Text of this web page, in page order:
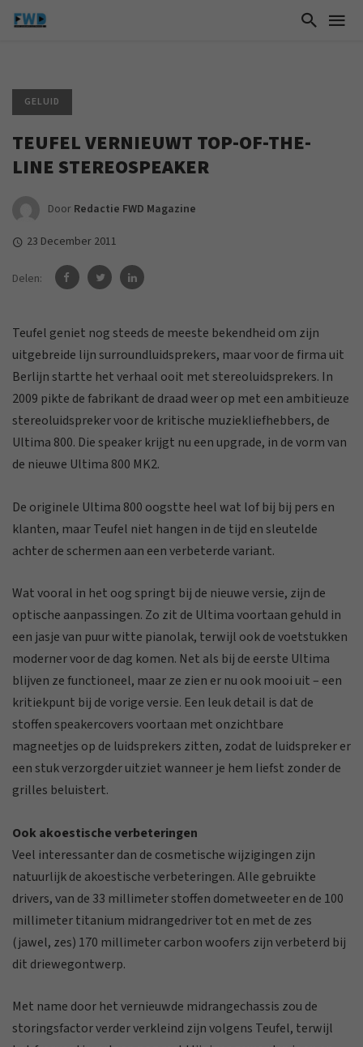
GELUID
TEUFEL VERNIEUWT TOP-OF-THE-
LINE STEREOSPEAKER
Door Redactie FWD Magazine
23 December 2011
Delen:
Teufel geniet nog steeds de meeste bekendheid om zijn
uitgebreide lijn surroundluidsprekers, maar voor de firma uit
Berlijn startte het verhaal ooit met stereoluidsprekers. In
2009 pikte de fabrikant de draad weer op met een ambitieuze
stereoluidspreker voor de kritische muziekliefhebbers, de
Ultima 800. Die speaker krijgt nu een upgrade, in de vorm van
de nieuwe Ultima 800 MK2.
De originele Ultima 800 oogstte heel wat lof bij bij pers en
klanten, maar Teufel niet hangen in de tijd en sleutelde
achter de schermen aan een verbeterde variant.
Wat vooral in het oog springt bij de nieuwe versie, zijn de
optische aanpassingen. Zo zit de Ultima voortaan gehuld in
een jasje van puur witte pianolak, terwijl ook de voetstukken
moderner voor de dag komen. Net als bij de eerste Ultima
blijven ze functioneel, maar ze zien er nu ook mooi uit – een
kritiekpunt bij de vorige versie. Een leuk detail is dat de
stoffen speakercovers voortaan met onzichtbare
magneetjes op de luidsprekers zitten, zodat de luidspreker er
een stuk verzorgder uitziet wanneer je hem liefst zonder de
grilles beluistert.
Ook akoestische verbeteringen
Veel interessanter dan de cosmetische wijzigingen zijn
natuurlijk de akoestische verbeteringen. Alle gebruikte
drivers, van de 33 millimeter stoffen dometweeter en de 100
millimeter titanium midrangedriver tot en met de zes
(jawel, zes) 170 millimeter carbon woofers zijn verbeterd bij
dit driewegontwerp.
Met name door het vernieuwde midrangechassis zou de
storingsfactor verder verkleind zijn volgens Teufel, terwijl